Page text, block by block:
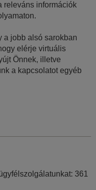
releváns információk
a jobb alsó sarokban
elérje virtuális
Önnek, illetve
a kapcsolatot egyéb
361